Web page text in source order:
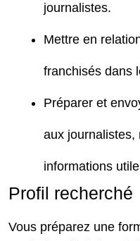
journalistes.
Mettre en
franchisés dans
Préparer et
aux journalistes,
informations
Profil recherché
Vous préparez une